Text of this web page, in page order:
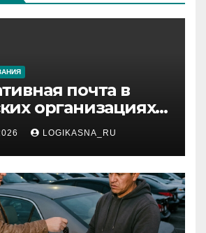
почта в
организациях:
и безопасность
LOGIKASNA_RU